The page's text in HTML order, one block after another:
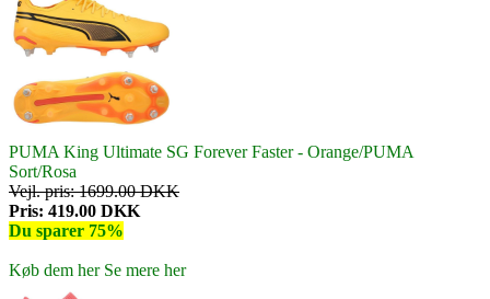
PUMA King Ultimate SG Forever Faster - Orange/PUMA
Sort/Rosa
Vejl. pris: 1699.00 DKK
Pris: 419.00 DKK
Du sparer 75%
Køb dem herSe mere her